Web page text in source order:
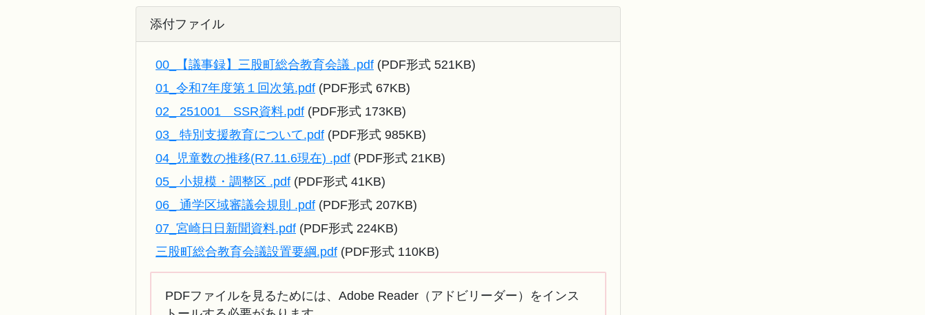
添付ファイル
00_【議事録】三股町総合教育会議 .pdf (PDF形式 521KB)
01_令和7年度第１回次第.pdf (PDF形式 67KB)
02_ 251001 SSR資料.pdf (PDF形式 173KB)
03_ 特別支援教育について.pdf (PDF形式 985KB)
04_児童数の推移(R7.11.6現在) .pdf (PDF形式 21KB)
05_ 小規模・調整区 .pdf (PDF形式 41KB)
06_ 通学区域審議会規則 .pdf (PDF形式 207KB)
07_宮崎日日新聞資料.pdf (PDF形式 224KB)
三股町総合教育会議設置要綱.pdf (PDF形式 110KB)
PDFファイルを見るためには、Adobe Reader（アドビリーダー）をインス